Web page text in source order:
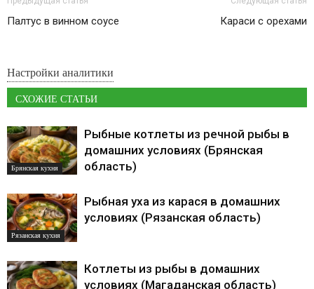
Палтус в винном соусе Караси с орехами
Настройки аналитики
СХОЖИЕ СТАТЬИ
Брянская кухня
Рыбные котлеты из речной рыбы в
домашних условиях (Брянская
область)
Рязанская кухня
Рыбная уха из карася в домашних
условиях (Рязанская область)
Котлеты из рыбы в домашних
условиях (Магаданская область)